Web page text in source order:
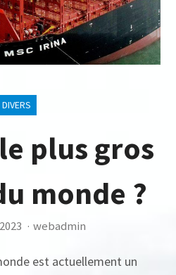
DIVERS
plus gros
monde ?
· webadmin
est actuellement un